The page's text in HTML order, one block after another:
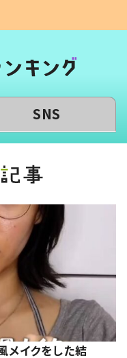
SNS
イクをした結